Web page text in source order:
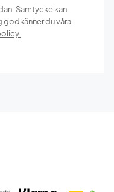
Samtycke kan
godkänner du våra